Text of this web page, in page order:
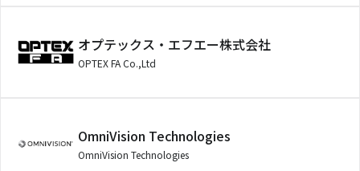
オプテックス・エフエー株式会社
OPTEX FA Co.,Ltd
OmniVision Technologies
OmniVision Technologies